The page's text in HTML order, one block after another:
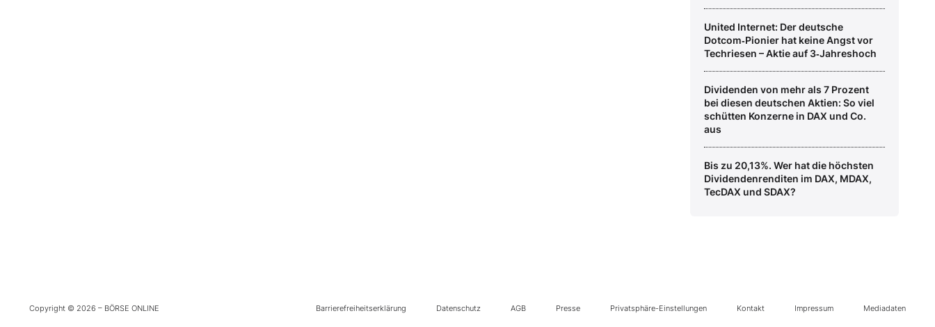
United Internet: Der deutsche
Dotcom‑Pionier hat keine Angst vor
Techriesen – Aktie auf 3‑Jahreshoch
Dividenden von mehr als 7 Prozent
bei diesen deutschen Aktien: So viel
schütten Konzerne in DAX und Co.
aus
Bis zu 20,13%. Wer hat die höchsten
Dividendenrenditen im DAX, MDAX,
TecDAX und SDAX?
Copyright © 2026 – BÖRSE ONLINE Barrierefreiheitserklärung Datenschutz AGB Presse Privatsphäre-Einstellungen Kontakt Impressum Mediadaten